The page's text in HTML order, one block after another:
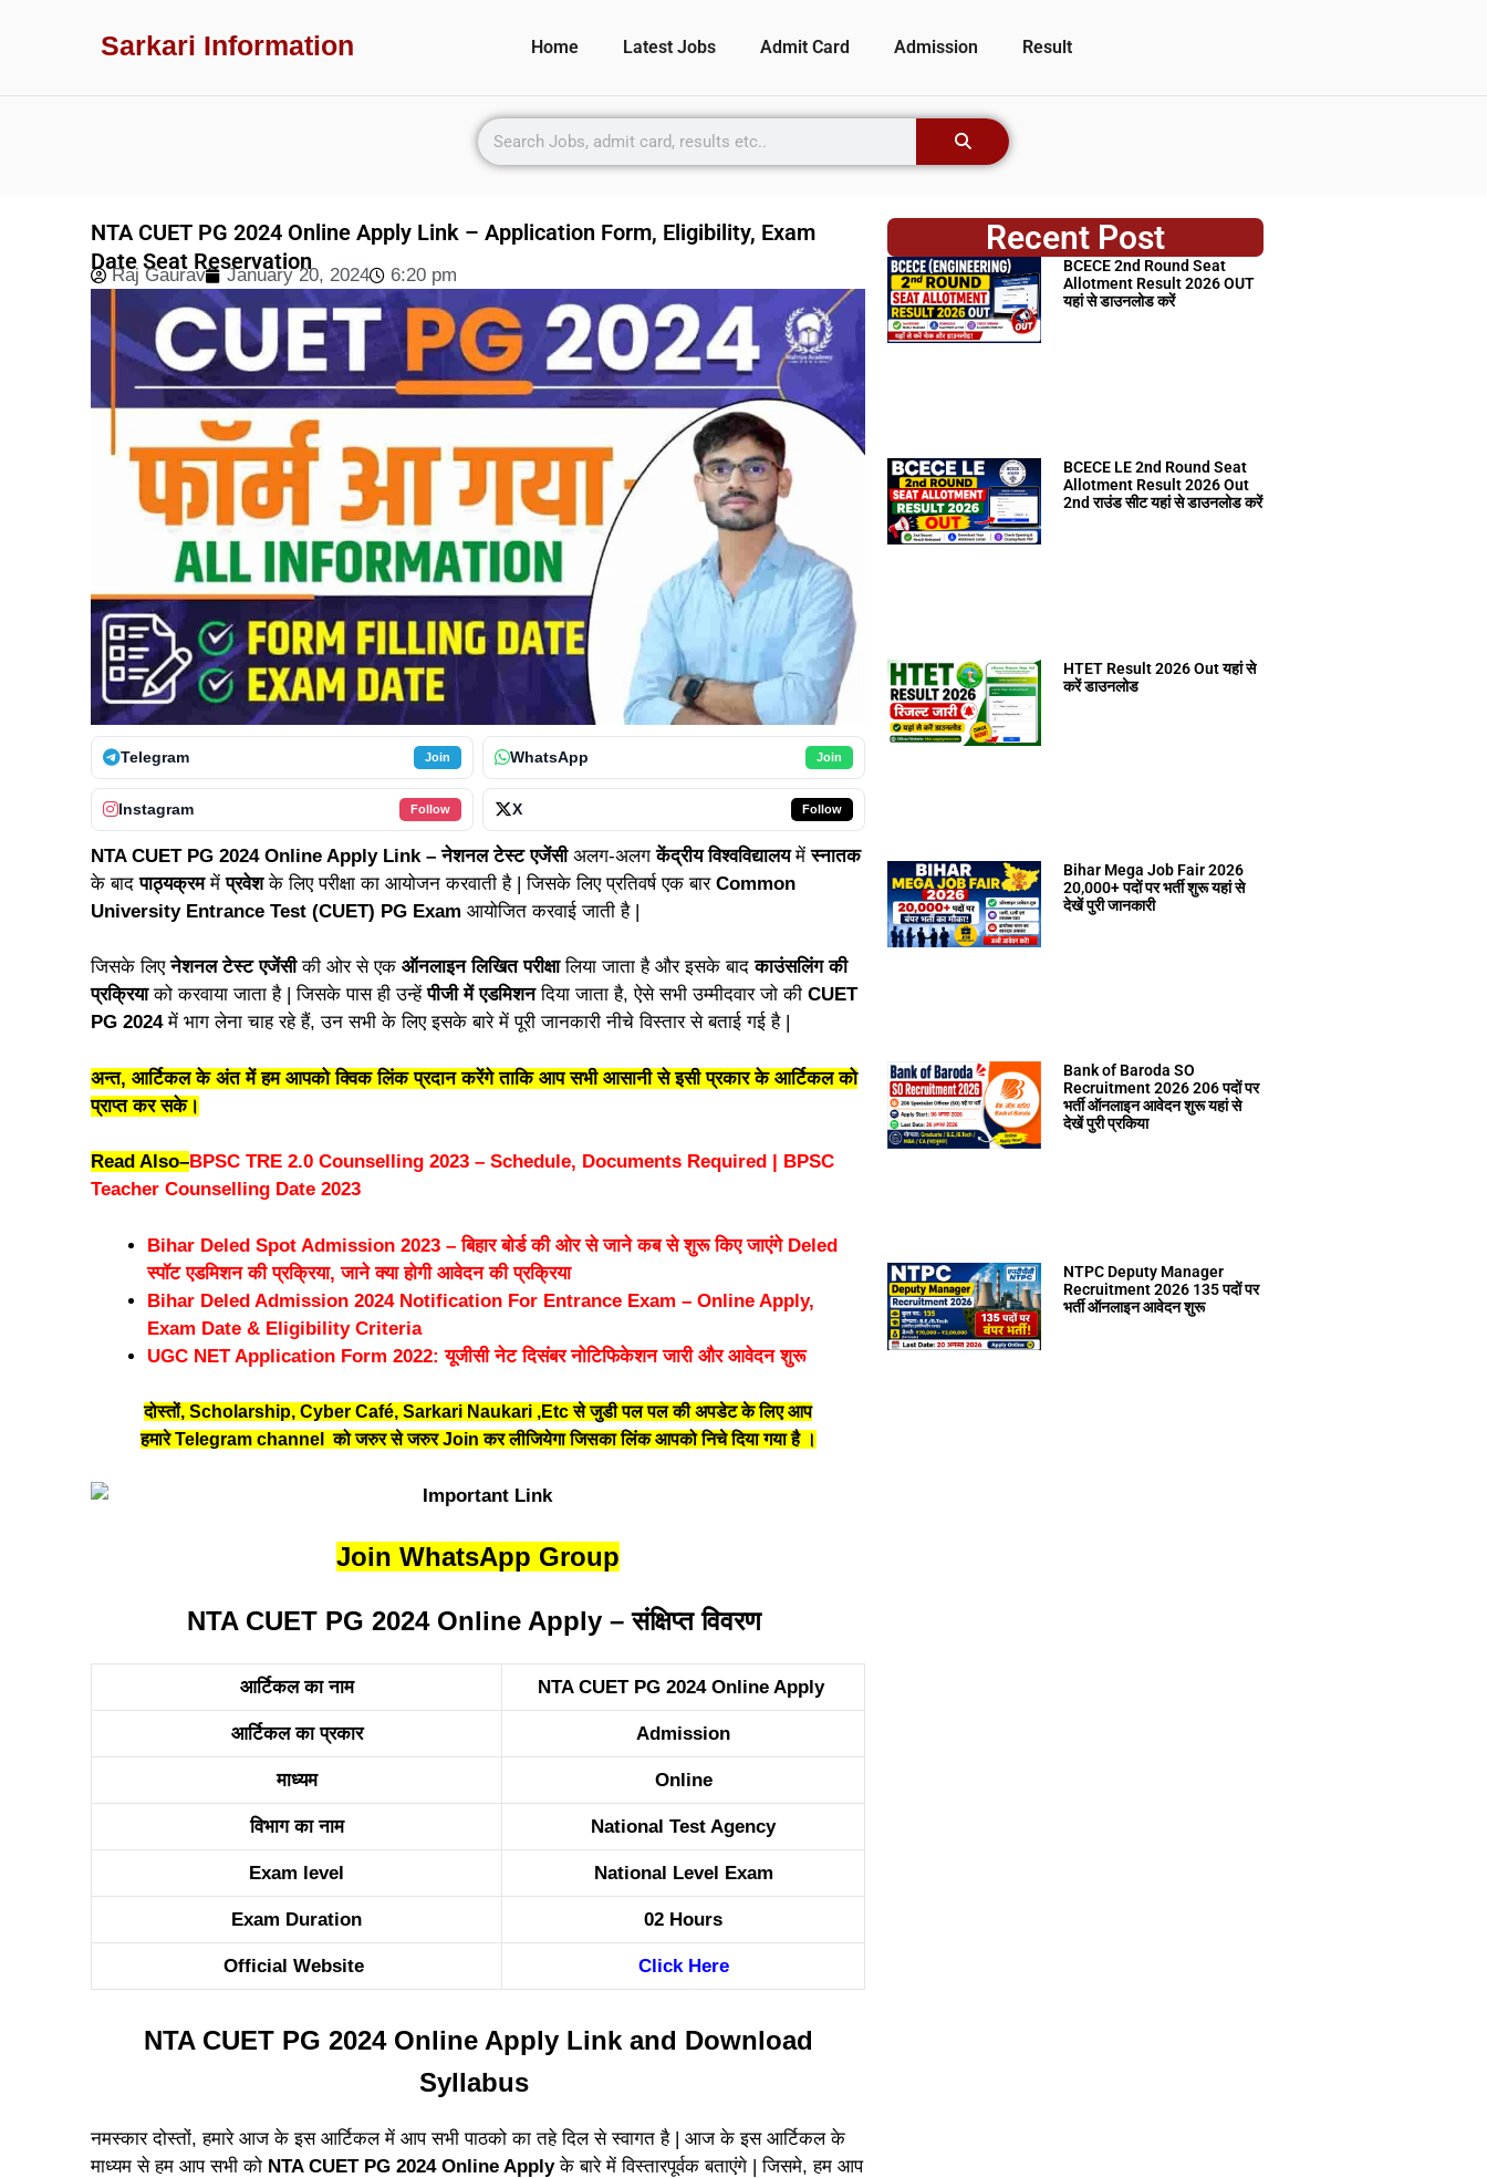
Sarkari Information Home Latest Jobs Admit Card Admission Result
NTA CUET PG 2024 Online Apply Link – Application Form, Eligibility, Exam
Date Seat Reservation
Raj Gaurav January 20, 2024 6:20 pm
Telegram Join WhatsApp Join
Instagram Follow X Follow
NTA CUET PG 2024 Online Apply Link – नेशनल टेस्ट एजेंसी अलग-अलगकेंद्रीय विश्वविद्यालयमेंस्नातक
के बादपाठ्यक्रममेंप्रवेशके लिए परीक्षा का आयोजन करवाती है | जिसके लिए प्रतिवर्ष एक बार Common
University Entrance Test (CUET) PG Exam आयोजित करवाई जाती है |
जिसके लिएनेशनल टेस्ट एजेंसीकी ओर से एक ऑनलाइन लिखित परीक्षालिया जाता है और इसके बादकाउंसलिंग की
प्रक्रियाको करवाया जाता है | जिसके पास ही उन्हेंपीजी में एडमिशनदिया जाता है, ऐसे सभी उम्मीदवार जो की CUET
PG 2024में भाग लेना चाह रहे हैं, उन सभी के लिए इसके बारे में पूरी जानकारी नीचे विस्तार से बताई गई है |
अन्त, आर्टिकल के अंत में हम आपको क्विक लिंक प्रदान करेंगे ताकि आप सभी आसानी से इसी प्रकार के आर्टिकल को
प्राप्त कर सके।
Read Also–BPSC TRE 2.0 Counselling 2023 – Schedule, Documents Required | BPSC
Teacher Counselling Date 2023
Bihar Deled Spot Admission 2023 – बिहार बोर्ड की ओर से जाने कब से शुरू किए जाएंगे Deled
स्पॉट एडमिशन की प्रक्रिया, जाने क्या होगी आवेदन की प्रक्रिया
Bihar Deled Admission 2024 Notification For Entrance Exam – Online Apply,
Exam Date & Eligibility Criteria
UGC NET Application Form 2022: यूजीसी नेट दिसंबर नोटिफिकेशन जारी और आवेदन शुरू
दोस्तों, Scholarship, Cyber Café, Sarkari Naukari ,Etc से जुडी पल पल की अपडेट के लिए आप
हमारे Telegram channel को जरुर से जरुर Join कर लीजियेगा जिसका लिंक आपको निचे दिया गया है ।
Join WhatsApp Group
NTA CUET PG 2024 Online Apply – संक्षिप्त विवरण
आर्टिकल का नाम NTA CUET PG 2024 Online Apply
आर्टिकल का प्रकार Admission
माध्यम Online
विभाग का नाम National Test Agency
Exam level National Level Exam
Exam Duration 02 Hours
Official Website Click Here
NTA CUET PG 2024 Online Apply Link and Download
Syllabus
नमस्कार दोस्तों, हमारे आज के इस आर्टिकल में आप सभी पाठको का तहे दिल से स्वागत है | आज के इस आर्टिकल के
माध्यम से हम आप सभी को NTA CUET PG 2024 Online Applyके बारे में विस्तारपूर्वक बताएंगे | जिसमे, हम आप
Recent Post
BCECE 2nd Round Seat
Allotment Result 2026 OUT
यहां से डाउनलोड करें
BCECE LE 2nd Round Seat
Allotment Result 2026 Out
2nd राउंड सीट यहां से डाउनलोड करें
HTET Result 2026 Out यहां से
करें डाउनलोड
Bihar Mega Job Fair 2026
20,000+ पदों पर भर्ती शुरू यहां से
देखें पुरी जानकारी
Bank of Baroda SO
Recruitment 2026 206 पदों पर
भर्ती ऑनलाइन आवेदन शुरू यहां से
देखें पुरी प्रकिया
NTPC Deputy Manager
Recruitment 2026 135 पदों पर
भर्ती ऑनलाइन आवेदन शुरू